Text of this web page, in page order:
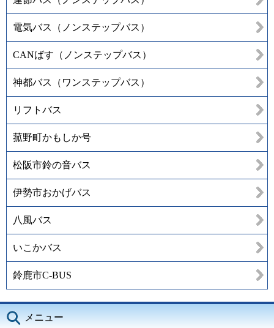
電気バス（ノンステップバス）
CANばす（ノンステップバス）
神都バス（ワンステップバス）
リフトバス
菰野町かもしか号
松阪市鈴の音バス
伊勢市おかげバス
八風バス
いこかバス
鈴鹿市C-BUS
メニュー